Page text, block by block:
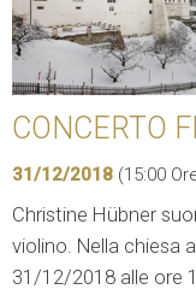
CONCERTO
31/12/2018 (15:00
Christine Hübner
violino. Nella chiesa
31/12/2018 alle ore